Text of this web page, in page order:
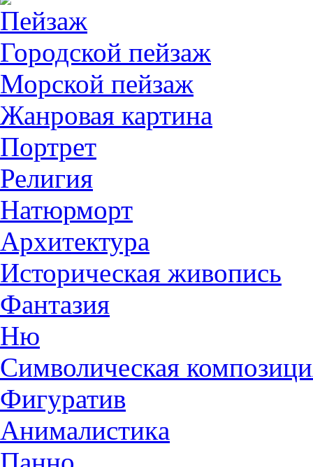
Пейзаж
Городской пейзаж
Морской пейзаж
Жанровая картина
Портрет
Религия
Натюрморт
Архитектура
Историческая живопись
Фантазия
Ню
Символическая
Фигуратив
Анималистикa